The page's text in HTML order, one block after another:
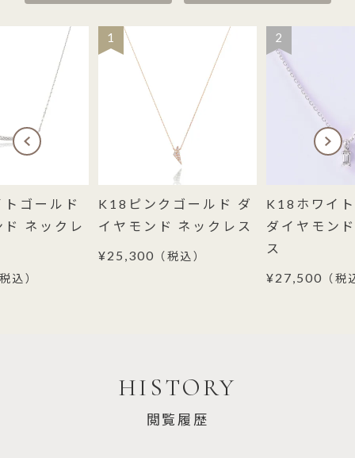
ゴールド
ネックレ
込）
1
K18ピンクゴールド ダ
イヤモンド ネックレス
¥25,300 （税込）
2
K18ホワイ
ダイヤモン
ス
¥27,500 （税
HISTORY
閲覧履歴